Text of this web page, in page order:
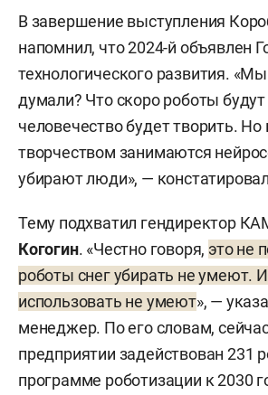
В завершение выступления
напомнил, что 2024-й объявлен
технологического развития.
думали? Что скоро роботы будут
человечество будет творить. Но
творчеством занимаются
убирают люди», —
Тему подхватил гендиректор
Когогин. «Честно говоря, это не
роботы снег убирать не умеют.
использовать не умеют», —
менеджер. По его словам,
предприятии задействован 231
программе роботизации к 2030